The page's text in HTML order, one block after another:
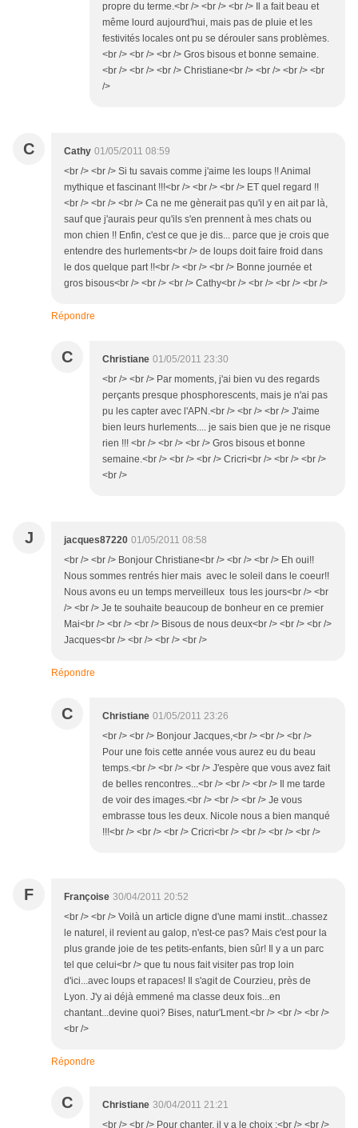
propre du terme.<br /> <br /> <br /> Il a fait beau et
même lourd aujourd'hui, mais pas de pluie et les
festivités locales ont pu se dérouler sans problèmes.
<br /> <br /> <br /> Gros bisous et bonne semaine.
<br /> <br /> <br /> Christiane<br /> <br /> <br /> <br
/>
C Cathy 01/05/2011 08:59
<br /> <br /> Si tu savais comme j'aime les loups !! Animal
mythique et fascinant !!!<br /> <br /> <br /> ET quel regard !!
<br /> <br /> <br /> Ca ne me gènerait pas qu'il y en ait par là,
sauf que j'aurais peur qu'ils s'en prennent à mes chats ou
mon chien !! Enfin, c'est ce que je dis... parce que je crois que
entendre des hurlements<br /> de loups doit faire froid dans
le dos quelque part !!<br /> <br /> <br /> Bonne journée et
gros bisous<br /> <br /> <br /> Cathy<br /> <br /> <br /> <br />
Répondre
C Christiane 01/05/2011 23:30
<br /> <br /> Par moments, j'ai bien vu des regards
perçants presque phosphorescents, mais je n'ai pas
pu les capter avec l'APN.<br /> <br /> <br /> J'aime
bien leurs hurlements.... je sais bien que je ne risque
rien !!! <br /> <br /> <br /> Gros bisous et bonne
semaine.<br /> <br /> <br /> Cricri<br /> <br /> <br />
<br />
J jacques87220 01/05/2011 08:58
<br /> <br /> Bonjour Christiane<br /> <br /> <br /> Eh oui!!
Nous sommes rentrés hier mais avec le soleil dans le coeur!!
Nous avons eu un temps merveilleux tous les jours<br /> <br
/> <br /> Je te souhaite beaucoup de bonheur en ce premier
Mai<br /> <br /> <br /> Bisous de nous deux<br /> <br /> <br />
Jacques<br /> <br /> <br /> <br />
Répondre
C Christiane 01/05/2011 23:26
<br /> <br /> Bonjour Jacques,<br /> <br /> <br />
Pour une fois cette année vous aurez eu du beau
temps.<br /> <br /> <br /> J'espère que vous avez fait
de belles rencontres...<br /> <br /> <br /> Il me tarde
de voir des images.<br /> <br /> <br /> Je vous
embrasse tous les deux. Nicole nous a bien manqué
!!!<br /> <br /> <br /> Cricri<br /> <br /> <br /> <br />
F Françoise 30/04/2011 20:52
<br /> <br /> Voilà un article digne d'une mami instit...chassez
le naturel, il revient au galop, n'est-ce pas? Mais c'est pour la
plus grande joie de tes petits-enfants, bien sûr! Il y a un parc
tel que celui<br /> que tu nous fait visiter pas trop loin
d'ici...avec loups et rapaces! Il s'agit de Courzieu, près de
Lyon. J'y ai déjà emmené ma classe deux fois...en
chantant...devine quoi? Bises, natur'Lment.<br /> <br /> <br />
<br />
Répondre
C Christiane 30/04/2011 21:21
<br /> <br /> Pour chanter, il y a le choix :<br /> <br />